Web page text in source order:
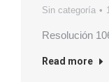
Sin categoría
Resolución
Read more